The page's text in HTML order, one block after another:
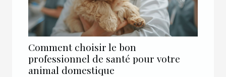
Comment choisir le bon
professionnel de santé pour votre
animal domestique